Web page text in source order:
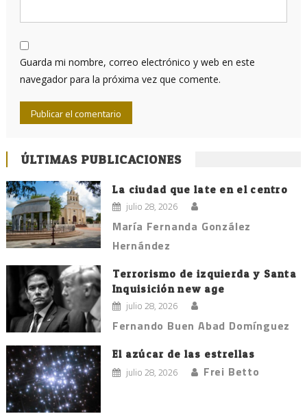
Guarda mi nombre, correo electrónico y web en este
navegador para la próxima vez que comente.
ÚLTIMAS PUBLICACIONES
La ciudad que late en el centro
julio 28, 2026
María Fernanda González
Hernández
Terrorismo de izquierda y Santa
Inquisición new age
julio 28, 2026
Fernando Buen Abad Domínguez
El azúcar de las estrellas
julio 28, 2026 Frei Betto